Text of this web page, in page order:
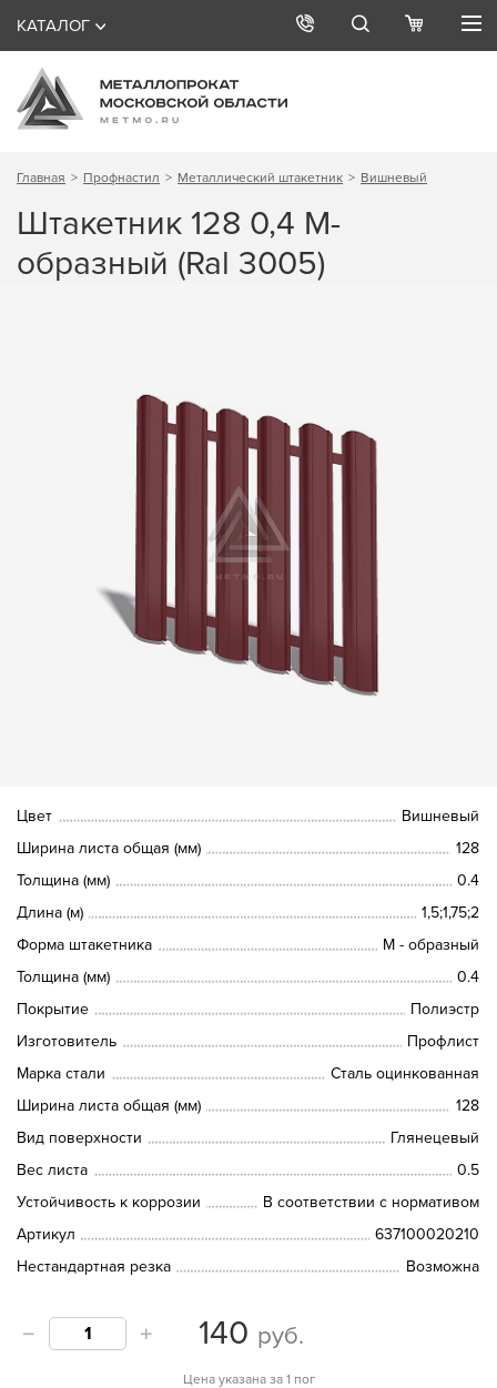
КАТАЛОГ
Главная Профнастил Металлический штакетник Вишневый
Штакетник 128 0,4 М-
образный (Ral 3005)
Цвет
Вишневый
Ширина листа общая (мм)
128
Толщина (мм)
0.4
Длина (м)
1,5;1,75;2
Форма штакетника
М - образный
Толщина (мм)
0.4
Покрытие
Полиэстр
Изготовитель
Профлист
Марка стали
Сталь оцинкованная
Ширина листа общая (мм)
128
Вид поверхности
Глянецевый
Вес листа
0.5
Устойчивость к коррозии
В соответствии с нормативом
Артикул
637100020210
Нестандартная резка
Возможна
140 руб.
Цена указана за 1 пог